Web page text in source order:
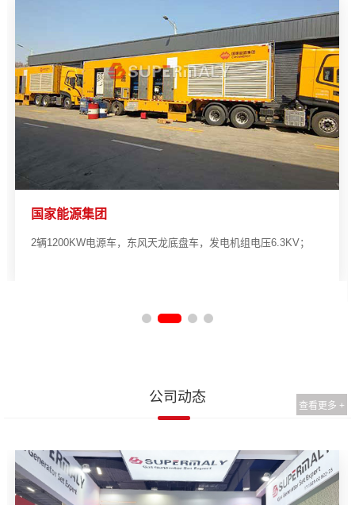
电压6.3KV；
项目是24 小时常用电源4台1000KW柴油发电机组
公司动态
查看更多 +